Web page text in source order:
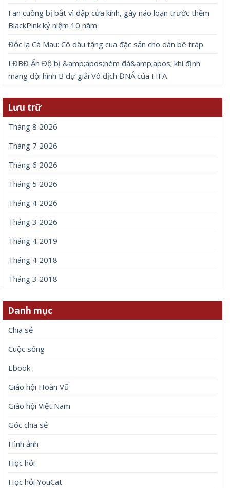
Fan cuồng bị bắt vì đập cửa kính, gây náo loạn trước thềm
BlackPink kỷ niệm 10 năm
Độc lạ Cà Mau: Cô dâu tặng cua đặc sản cho dàn bê tráp
LĐBĐ Ấn Độ bị &amp;apos;ném đá&amp;apos; khi định
mang đội hình B dự giải Vô địch ĐNÁ của FIFA
Lưu trữ
Tháng 8 2026
Tháng 7 2026
Tháng 6 2026
Tháng 5 2026
Tháng 4 2026
Tháng 3 2026
Tháng 4 2019
Tháng 4 2018
Tháng 3 2018
Danh mục
Chia sẻ
Cuộc sống
Ebook
Giáo hội Hoàn Vũ
Giáo hội Việt Nam
Góc chia sẻ
Hình ảnh
Học hỏi
Học hỏi YouCat